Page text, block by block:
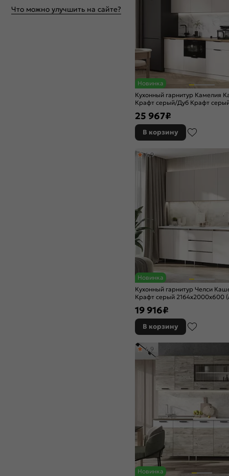
Что можно улучшить на сайте?
Новинка
Кухонный гарнитур Камелия
Крафт серый/Дуб Крафт
25 967₽
В корзину
Новинка
Кухонный гарнитур Челси
Крафт серый 2164x2000x600
4,9
19 916₽
В корзину
Новинка
4,9